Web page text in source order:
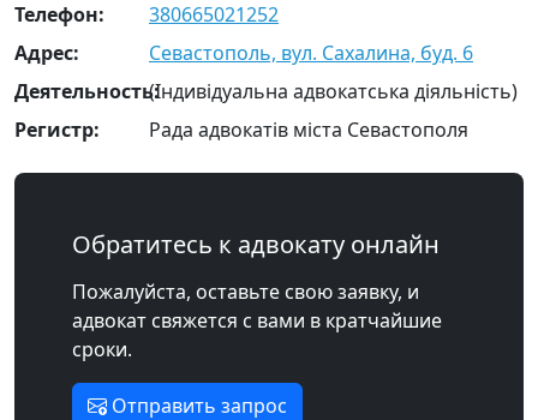
Телефон:
380665021252
Адрес:
Севастополь, вул. Сахалина, буд. 6
Деятельность:(Індивідуальна адвокатська діяльність)
Регистр:
Рада адвокатів міста Севастополя
Обратитесь к адвокату онлайн
Пожалуйста, оставьте свою заявку, и
адвокат свяжется с вами в кратчайшие
сроки.
Отправить запрос